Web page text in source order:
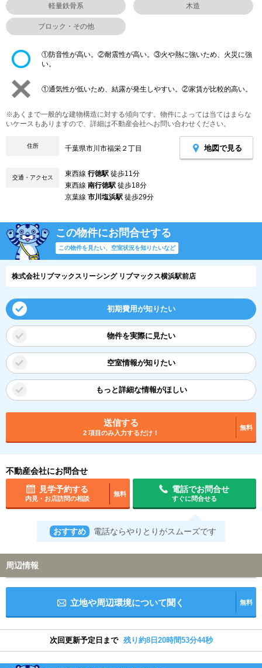
軽量鉄骨系 木造
ブロック・その他
①防音性が高い。②耐震性が高い。③火や熱に強いため、火災に強
い。
①通気性が低いため、結露が発生しやすい。②家賃が比較的高い。
※あくまで一般的な建物構造に対する傾向です。物件によっては当てはまらな
いケースもありますので、詳細は不動産会社へお問い合わせください。
住所 千葉県市川市福栄２丁目 地図で見る
交通・アクセス 東西線 行徳駅 徒歩11分
東西線 南行徳駅 徒歩18分
京葉線 市川塩浜駅 徒歩29分
この物件にお問合せする
この物件を見たい、空室状況を知りたいなど
株式会社リブマックスリーシング リブマックス横浜駅前店
初期費用が知りたい
物件を実際に見たい
空室情報が知りたい
もっと詳細な情報がほしい
送信する
2 項目のみ入力するだけ！
無料
不動産会社にお問合せ
見学予約する
内見・お店訪問の相談
無料
電話でお問合せ
すぐに問合せる
おすすめ 電話ならやりとりがスムーズです
周辺情報
立地や周辺環境について聞く 無料
次回更新予定日まで 残り約8日20時間53分43秒